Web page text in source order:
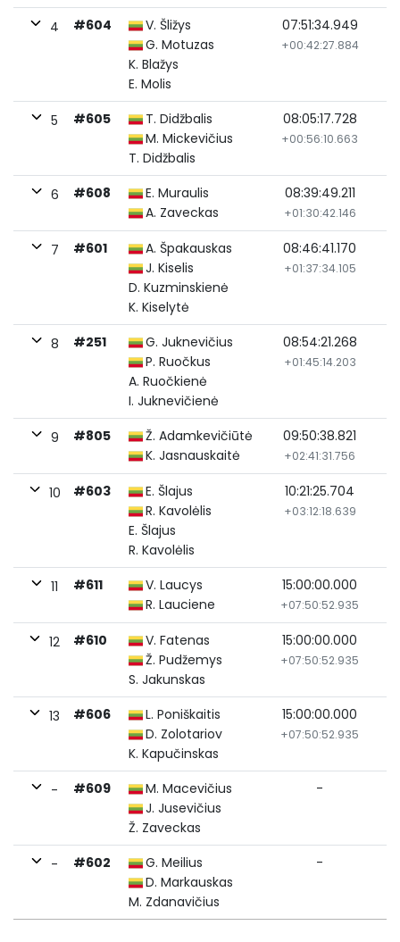
4 #604
V. Šližys
G. Motuzas
K. Blažys
E. Molis
07:51:34.949
+00:42:27.884
5 #605
T. Didžbalis
M. Mickevičius
T. Didžbalis
08:05:17.728
+00:56:10.663
6 #608
E. Muraulis
A. Zaveckas
08:39:49.211
+01:30:42.146
7 #601
A. Špakauskas
J. Kiselis
D. Kuzminskienė
K. Kiselytė
08:46:41.170
+01:37:34.105
8 #251
G. Juknevičius
P. Ruočkus
A. Ruočkienė
I. Juknevičienė
08:54:21.268
+01:45:14.203
9 #805
Ž. Adamkevičiūtė
K. Jasnauskaitė
09:50:38.821
+02:41:31.756
10 #603
E. Šlajus
R. Kavolėlis
E. Šlajus
R. Kavolėlis
10:21:25.704
+03:12:18.639
11 #611
V. Laucys
R. Lauciene
15:00:00.000
+07:50:52.935
12 #610
V. Fatenas
Ž. Pudžemys
S. Jakunskas
15:00:00.000
+07:50:52.935
13 #606
L. Poniškaitis
D. Zolotariov
K. Kapučinskas
15:00:00.000
+07:50:52.935
- #609
M. Macevičius
J. Jusevičius
Ž. Zaveckas
-
- #602
G. Meilius
D. Markauskas
M. Zdanavičius
-